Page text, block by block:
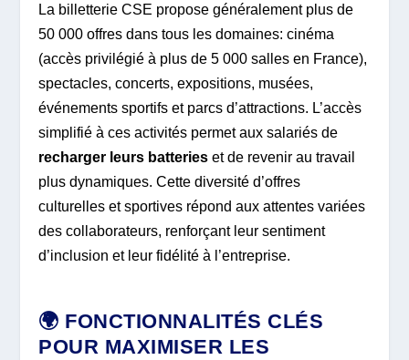
La billetterie CSE propose généralement plus de
50 000 offres dans tous les domaines: cinéma
(accès privilégié à plus de 5 000 salles en France),
spectacles, concerts, expositions, musées,
événements sportifs et parcs d’attractions. L’accès
simplifié à ces activités permet aux salariés de
recharger leurs batteries et de revenir au travail
plus dynamiques. Cette diversité d’offres
culturelles et sportives répond aux attentes variées
des collaborateurs, renforçant leur sentiment
d’inclusion et leur fidélité à l’entreprise.
🌍 FONCTIONNALITÉS CLÉS
POUR MAXIMISER LES